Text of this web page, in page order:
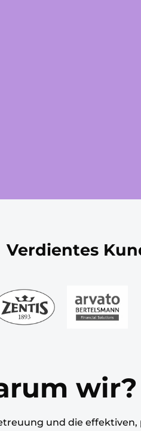
Coaching
Ihrer Teams und
agiler Methoden
Verdientes
wir?
und die effektiven,